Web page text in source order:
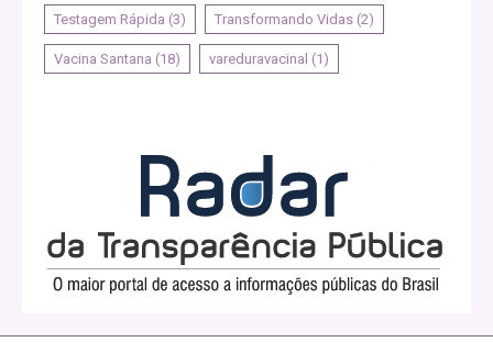
Testagem Rápida (3) Transformando Vidas (2)
Vacina Santana (18) vareduravacinal (1)